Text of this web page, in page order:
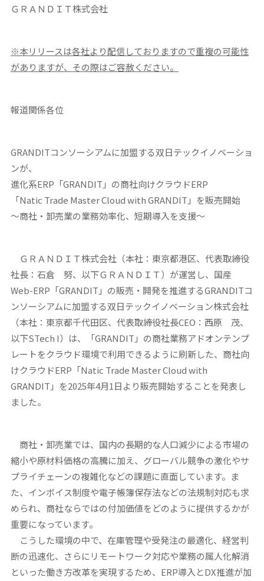
ＧＲＡＮＤＩＴ株式会社
※本リリースは各社より配信しておりますので重複の可能性
がありますが、その際はご容赦ください。
報道関係各位
GRANDITコンソーシアムに加盟する双日テックイノベーショ
ンが、
進化系ERP 「GRANDIT 」の商社向けクラウドERP
「Natic Trade Master Cloud with GRANDIT 」を販売開始
～商社・卸売業の業務効率化、短期導入を支援～
ＧＲＡＮＤＩＴ株式会社（本社：東京都港区、代表取締役
社長：石倉 努、以下ＧＲＡＮＤＩＴ）が運営し、国産
Web-ERP「GRANDIT」の販売・開発を推進するGRANDITコ
ンソーシアムに加盟する双日テックイノベーション株式会社
（本社：東京都千代田区、代表取締役社長CEO：西原 茂、
以下STech I）は、「GRANDIT」の商社業務アドオンテンプ
レートをクラウド環境で利用できるように刷新した、商社向
けクラウドERP「Natic Trade Master Cloud with
GRANDIT」を2025年4月1日より販売開始することを発表し
ました。
商社・卸売業では、国内の長期的な人口減少による市場の
縮小や原材料価格の高騰に加え、グローバル競争の激化やサ
プライチェーンの複雑化などの課題に直面しています。ま
た、インボイス制度や電子帳簿保存法などの法規制対応も求
められ、商社ならではの付加価値をどのように提供するかが
重要になっています。
こうした環境の中で、在庫管理や受発注の最適化、経営判
断の迅速化、さらにリモートワーク対応や業務の属人化解消
といった働き方改革を実現するため、ERP導入とDX推進が加